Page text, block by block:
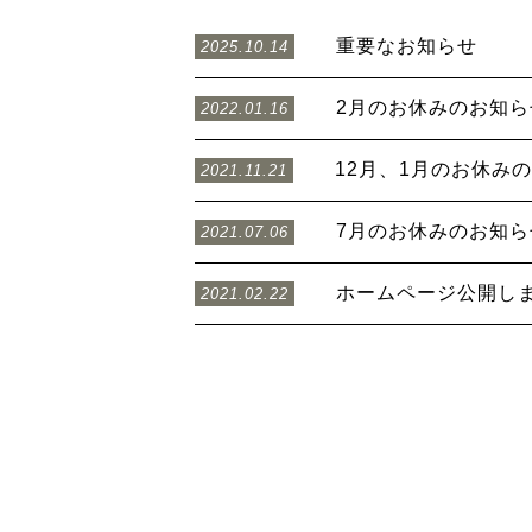
2025.10.14 重要なお知らせ
2022.01.16 2月のお休みのお知ら
2021.11.21 12月、1月のお休み
2021.07.06 7月のお休みのお知ら
2021.02.22 ホームページ公開し